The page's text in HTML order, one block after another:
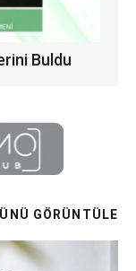
Buldu
GÖRÜNTÜLE